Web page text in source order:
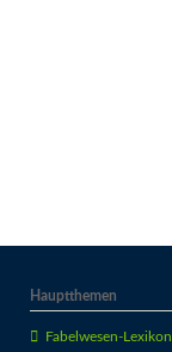
Hauptthemen
Fabelwesen-Lexikon